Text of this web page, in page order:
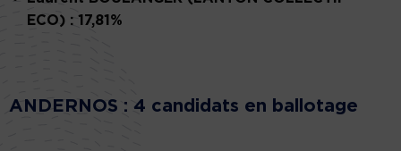
ECO) : 17,81%
ANDERNOS : 4 candidats en ballotage